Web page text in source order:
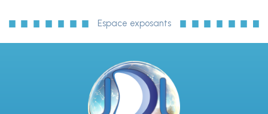
Espace exposants